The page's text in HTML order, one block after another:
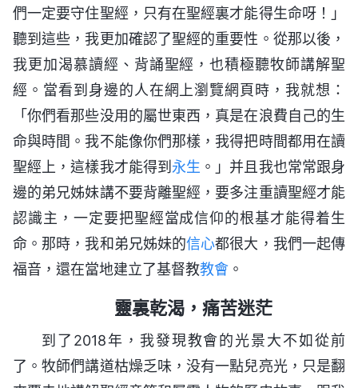
們一定要守住聖經，只有在聖經裏才能得生命呀！」
聽到這些，我更加確認了聖經的重要性。從那以後，
我更加渴慕讀經、背誦聖經，也積極聽牧師講解聖
經。當看到身邊的人在網上瀏覽網頁時，我就想：
「你們看那些没用的屬世東西，真是在浪費自己的生
命與時間。我不能像你們那樣，我得把時間都用在讀
聖經上，這樣我才能得到 永生 。」并且我也常常跟身
邊的弟兄姊妹講不要背離聖經，要多注重讀聖經才能
認識主，一定要把聖經當成信仰的根基才能得着生
命。那時，我和弟兄姊妹的信心都很大，我們一起傳
福音，還在當地建立了基督教教會 。
靈裏乾渴，痛苦迷茫
到了2018年，我發現教會的光景大不如從前
了。牧師們講道枯燥乏味，没有一點兒亮光，只是翻